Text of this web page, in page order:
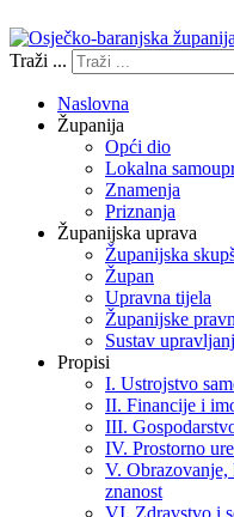
Traži ...
Naslovna
Županija
Opći dio
Lokalna
Znamenja
Priznanja
Županijska uprava
Županijska
Župan
Upravna tijela
Županijske
Sustav
Propisi
I. Ustrojstvo
II. Financije i
III.
IV. Prostorno
V.
znanost